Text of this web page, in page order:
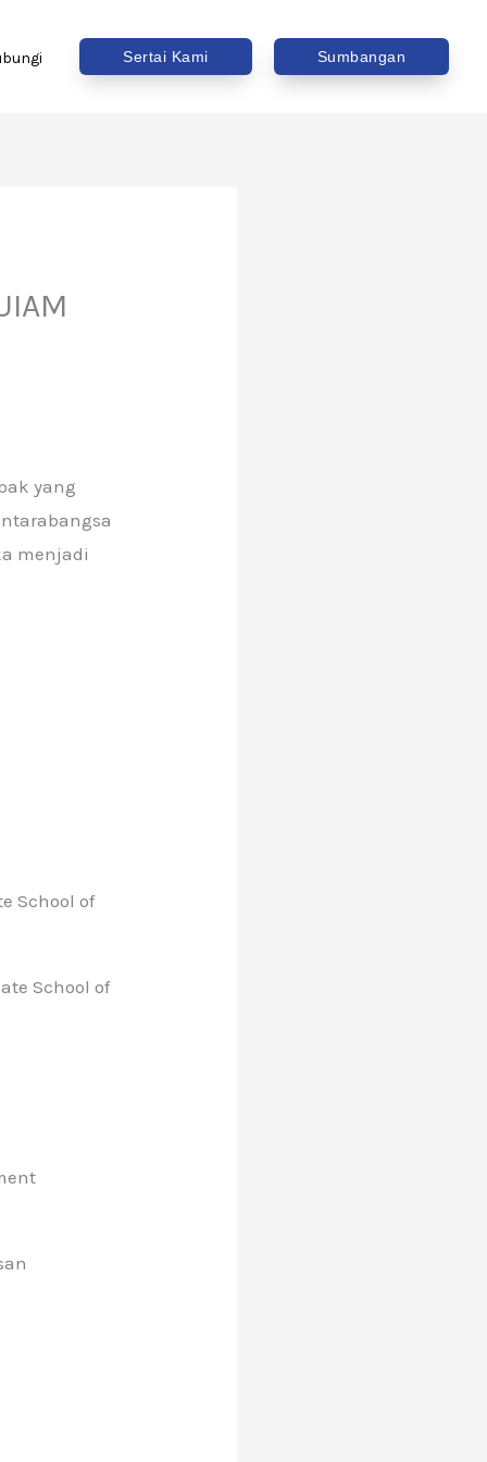
Sertai Kami Sumbangan
yang
menjadi
School of
School of